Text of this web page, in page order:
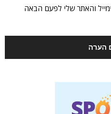
והאתר שלי לפעם הבאה